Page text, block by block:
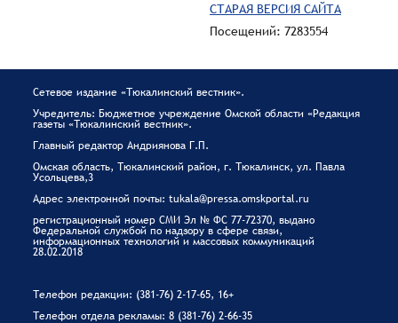
СТАРАЯ ВЕРСИЯ САЙТА
Посещений: 7283554
Сетевое издание «Тюкалинский вестник».
Учредитель: Бюджетное учреждение Омской области «Редакция
газеты «Тюкалинский вестник».
Главный редактор Андриянова Г.П.
Омская область, Тюкалинский район, г. Тюкалинск, ул. Павла
Усольцева,3
Адрес электронной почты: tukala@pressa.omskportal.ru
регистрационный номер СМИ Эл № ФС 77-72370, выдано
Федеральной службой по надзору в сфере связи,
информационных технологий и массовых коммуникаций
28.02.2018
Телефон редакции: (381-76) 2-17-65, 16+
Телефон отдела рекламы: 8 (381-76) 2-66-35